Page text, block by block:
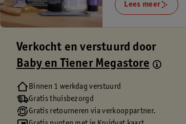
Lees meer
Verkocht en verstuurd door
Baby en Tiener Megastore
Binnen 1 werkdag verstuurd
Gratis thuisbezorgd
Gratis retourneren via verkooppartner.